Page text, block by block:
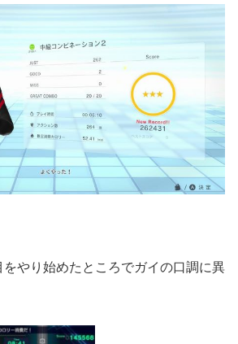
やり始めたところでガイの口調に異